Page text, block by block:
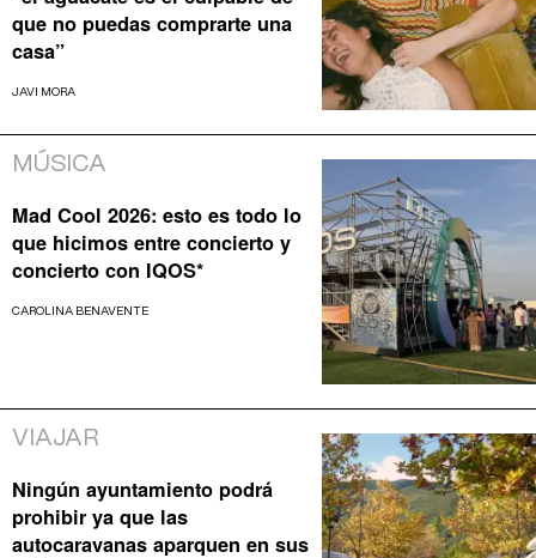
que no puedas comprarte una
casa”
JAVI MORA
MÚSICA
Mad Cool 2026: esto es todo lo
que hicimos entre concierto y
concierto con IQOS*
CAROLINA BENAVENTE
VIAJAR
Ningún ayuntamiento podrá
prohibir ya que las
autocaravanas aparquen en sus